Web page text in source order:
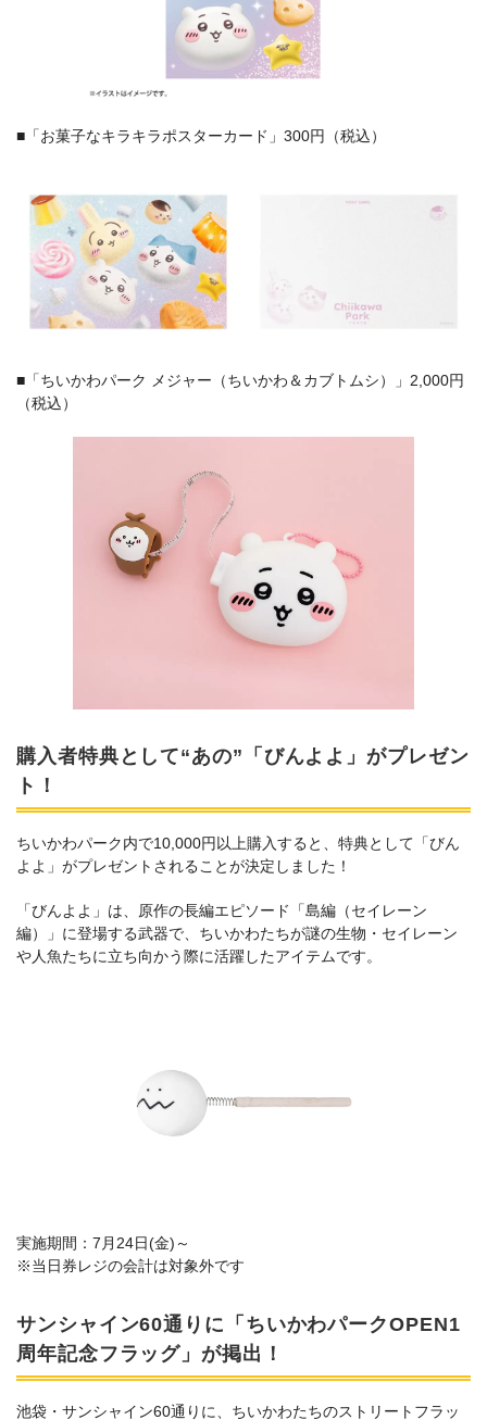
■「お菓子なキラキラポスターカード」300円（税込）
■「ちいかわパーク メジャー（ちいかわ＆カブトムシ）」2,000円
（税込）
購入者特典として“あの”「びんよよ」がプレゼン
ト！
ちいかわパーク内で10,000円以上購入すると、特典として「びん
よよ」がプレゼントされることが決定しました！
「びんよよ」は、原作の長編エピソード「島編（セイレーン
編）」に登場する武器で、ちいかわたちが謎の生物・セイレーン
や人魚たちに立ち向かう際に活躍したアイテムです。
実施期間：7月24日(金)～
※当日券レジの会計は対象外です
サンシャイン60通りに「ちいかわパークOPEN1
周年記念フラッグ」が掲出！
池袋・サンシャイン60通りに、ちいかわたちのストリートフラッ